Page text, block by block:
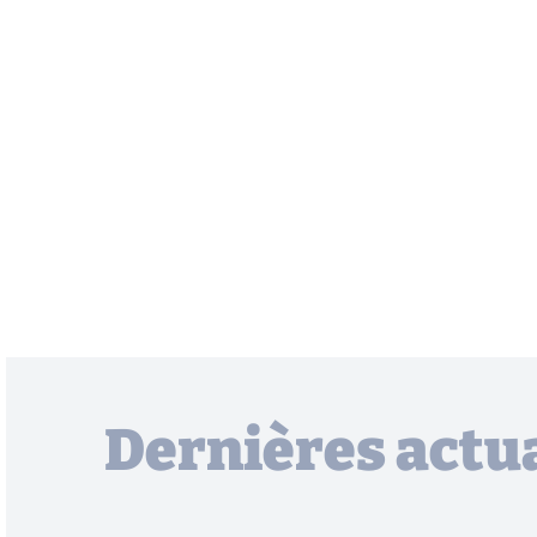
Dernières